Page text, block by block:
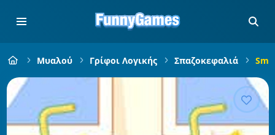
Μυαλού Γρίφοι Λογικής Σπαζοκεφαλιά